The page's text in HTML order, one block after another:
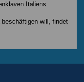
Italiens.
will, findet